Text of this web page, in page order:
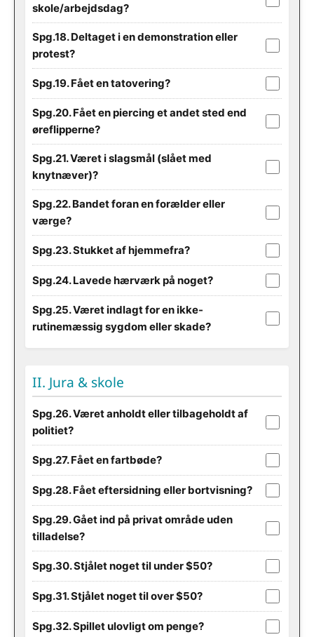
skole/arbejdsdag?
Spg.18. Deltaget i en demonstration eller
protest?
Spg.19. Fået en tatovering?
Spg.20. Fået en piercing et andet sted end
øreflipperne?
Spg.21. Været i slagsmål (slået med
knytnæver)?
Spg.22. Bandet foran en forælder eller
værge?
Spg.23. Stukket af hjemmefra?
Spg.24. Lavede hærværk på noget?
Spg.25. Været indlagt for en ikke-
rutinemæssig sygdom eller skade?
II. Jura & skole
Spg.26. Været anholdt eller tilbageholdt af
politiet?
Spg.27. Fået en fartbøde?
Spg.28. Fået eftersidning eller bortvisning?
Spg.29. Gået ind på privat område uden
tilladelse?
Spg.30. Stjålet noget til under $50?
Spg.31. Stjålet noget til over $50?
Spg.32. Spillet ulovligt om penge?